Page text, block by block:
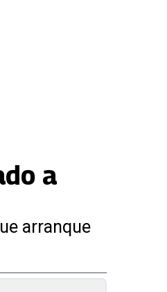
a
arranque